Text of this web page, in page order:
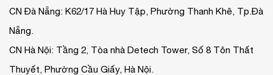
CN Đà Nẵng: K62/17 Hà Huy Tập, Phường Thanh Khê, Tp.Đà
Nẵng.
CN Hà Nội: Tầng 2, Tòa nhà Detech Tower, Số 8 Tôn Thất
Thuyết, Phường Cầu Giấy, Hà Nội.